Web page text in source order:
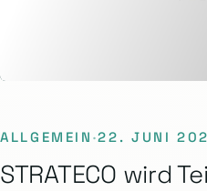
ALLGEMEIN ·22. JUNI
STRATECO wird